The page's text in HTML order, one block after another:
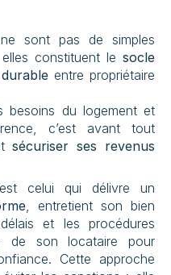
sont pas de simples
constituent le socle
entre propriétaire
besoins du logement et
sécuriser ses revenus
, entretient son bien
et les procédures
de son locataire pour
Cette approche